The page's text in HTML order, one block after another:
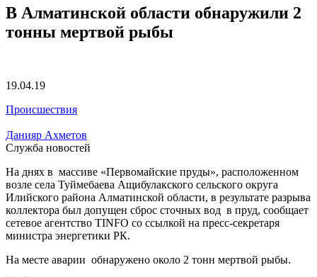
В Алматинской области обнаружили 2
тонны мертвой рыбы
19.04.19
Происшествия
Данияр Ахметов
Служба новостей
На днях в массиве «Первомайские пруды», расположенном
возле села Туймебаева Ащибулакского сельского округа
Илийского района Алматинской области, в результате разрыва
коллектора был допущен сброс сточных вод в пруд, сообщает
сетевое агентство TINFO со ссылкой на пресс-секретаря
министра энергетики РК.
На месте аварии обнаружено около 2 тонн мертвой рыбы.